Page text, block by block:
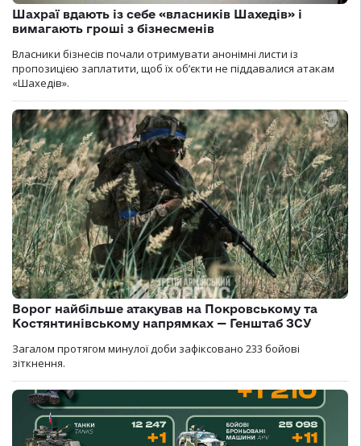
Шахраї вдають із себе «власників Шахедів» і
вимагають гроші з бізнесменів
Власники бізнесів почали отримувати анонімні листи із
пропозицією заплатити, щоб їх об’єкти не піддавалися атакам
«Шахедів».
Ворог найбільше атакував на Покровському та
Костянтинівському напрямках — Генштаб ЗСУ
Загалом протягом минулої доби зафіксовано 233 бойові
зіткнення.